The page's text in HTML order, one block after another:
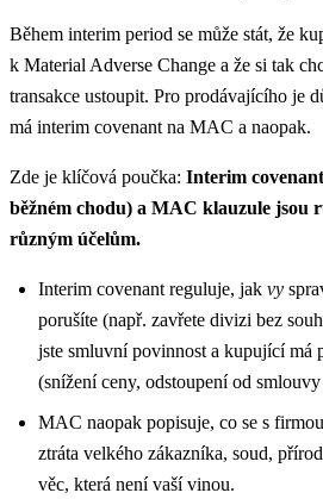
Během interim period se může stát, že
k Material Adverse Change a že si tak
transakce ustoupit. Pro prodávajícího je
má interim covenant na MAC a naopak.
Zde je klíčová poučka: Interim
běžném chodu) a MAC klauzule jsou
různým účelům.
Interim covenant reguluje, jak vy
porušíte (např. zavřete divizi bez
jste smluvní povinnost a kupující má
(snížení ceny, odstoupení od
MAC naopak popisuje, co se s firmou
ztráta velkého zákazníka, soud,
věc, která není vaší vinou.